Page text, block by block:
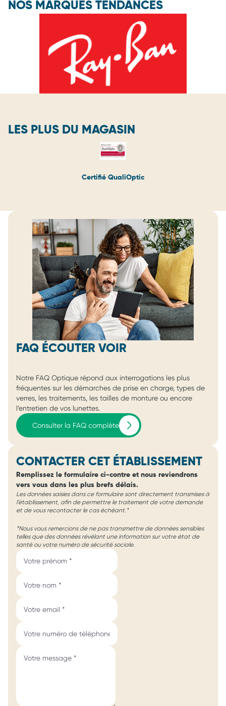
NOS MARQUES TENDANCES
LES PLUS DU MAGASIN
Certifié QualiOptic
FAQ ÉCOUTER VOIR
Notre FAQ Optique répond aux interrogations les plus
fréquentes sur les démarches de prise en charge, types de
verres, les traitements, les tailles de monture ou encore
l’entretien de vos lunettes.
Consulter la FAQ complète
CONTACTER CET ÉTABLISSEMENT
Remplissez le formulaire ci-contre et nous reviendrons
vers vous dans les plus brefs délais.
Les données saisies dans ce formulaire sont directement transmises à
l'établissement, afin de permettre le traitement de votre demande
et de vous recontacter le cas échéant.*
*Nous vous remercions de ne pas transmettre de données sensibles
telles que des données révélant une information sur votre état de
santé ou votre numéro de sécurité sociale.